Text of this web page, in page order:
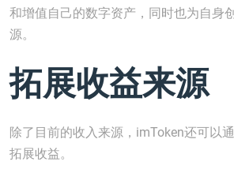
和增值自己的数字资产，同时也为自身
源。
拓展收益来源
除了目前的收入来源，imToken还可以
拓展收益。